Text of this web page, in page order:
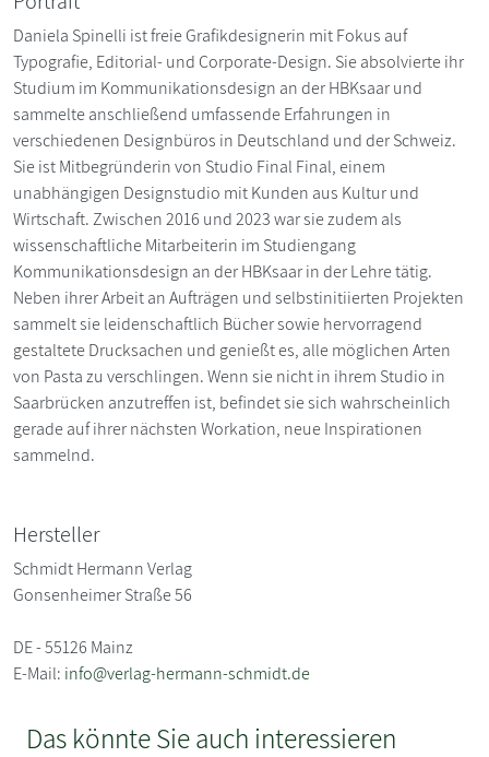
Daniela Spinelli ist freie Grafikdesignerin mit Fokus auf
Typografie, Editorial- und Corporate-Design. Sie absolvierte ihr
Studium im Kommunikationsdesign an der HBKsaar und
sammelte anschließend umfassende Erfahrungen in
verschiedenen Designbüros in Deutschland und der Schweiz.
Sie ist Mitbegründerin von Studio Final Final, einem
unabhängigen Designstudio mit Kunden aus Kultur und
Wirtschaft. Zwischen 2016 und 2023 war sie zudem als
wissenschaftliche Mitarbeiterin im Studiengang
Kommunikationsdesign an der HBKsaar in der Lehre tätig.
Neben ihrer Arbeit an Aufträgen und selbstinitiierten Projekten
sammelt sie leidenschaftlich Bücher sowie hervorragend
gestaltete Drucksachen und genießt es, alle möglichen Arten
von Pasta zu verschlingen. Wenn sie nicht in ihrem Studio in
Saarbrücken anzutreffen ist, befindet sie sich wahrscheinlich
gerade auf ihrer nächsten Workation, neue Inspirationen
sammelnd.
Hersteller
Schmidt Hermann Verlag
Gonsenheimer Straße 56
DE - 55126 Mainz
E-Mail: info@verlag-hermann-schmidt.de
Das könnte Sie auch interessieren